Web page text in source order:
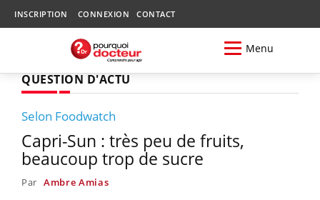
INSCRIPTION CONNEXION CONTACT
Menu
QUESTION D'ACTU
Selon Foodwatch
Capri-Sun : très peu de fruits,
beaucoup trop de sucre
Par Ambre Amias